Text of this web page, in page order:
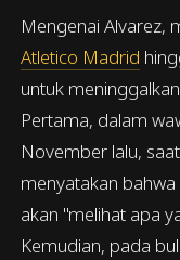
Mengenai Alvarez,
Atletico Madrid
untuk
Pertama, dalam
November lalu,
menyatakan
akan "melihat apa
Kemudian, pada